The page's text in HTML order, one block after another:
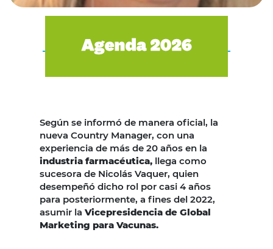
Según se informó de manera oficial, la
nueva Country Manager, con una
experiencia de más de 20 años en la
industria farmacéutica, llega como
sucesora de Nicolás Vaquer, quien
desempeñó dicho rol por casi 4 años
para posteriormente, a fines del 2022,
asumir la Vicepresidencia de Global
Marketing para Vacunas.